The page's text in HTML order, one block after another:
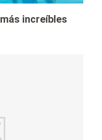
increíbles